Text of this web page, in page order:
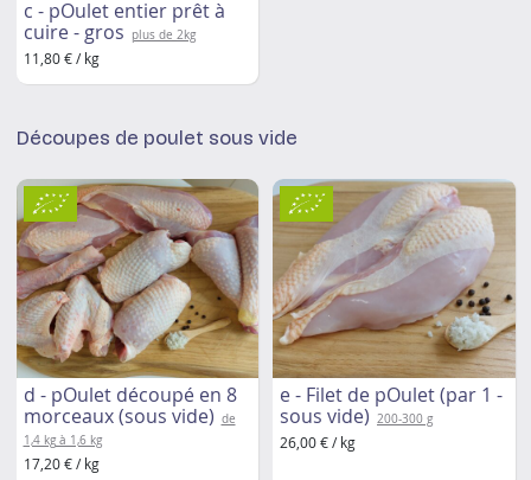
c - pOulet entier prêt à
cuire - gros
plus de 2kg
11,80 € / kg
Découpes de poulet sous vide
d - pOulet découpé en 8
morceaux (sous vide) de
1,4 kg à 1,6 kg
17,20 € / kg
e - Filet de pOulet (par 1 -
sous vide) 200-300 g
26,00 € / kg